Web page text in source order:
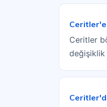
Ceritler'e
Ceritler
değişiklik